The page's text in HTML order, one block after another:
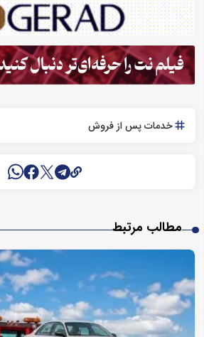
خدمات پس از فروش
مطالب مرتبط